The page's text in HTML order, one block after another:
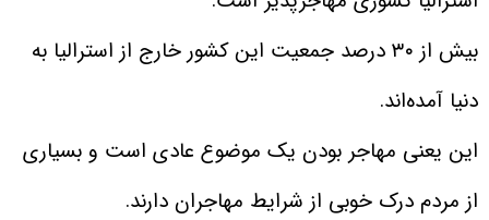
بیش از ۳۰ درصد جمعیت این کشور خارج از استرالیا به
دنیا آمده‌اند.
این یعنی مهاجر بودن یک موضوع عادی است و بسیاری
از مردم درک خوبی از شرایط مهاجران دارند.